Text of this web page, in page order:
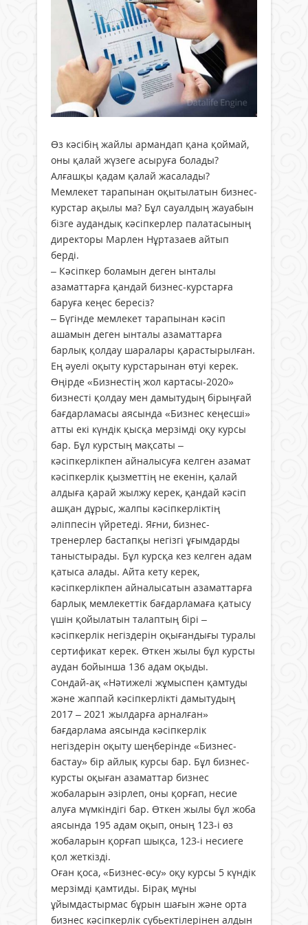
Өз кәсібің жайлы армандап қана қоймай,
оны қалай жүзеге асыруға болады?
Алғашқы қадам қалай жасалады?
Мемлекет тарапынан оқытылатын бизнес-
курстар ақылы ма? Бұл сауалдың жауабын
бізге аудандық кәсіпкерлер палатасының
директоры Марлен Нұртазаев айтып
берді.
– Кәсіпкер боламын деген ынталы
азаматтарға қандай бизнес-курстарға
баруға кеңес бересіз?
– Бүгінде мемлекет тарапынан кәсіп
ашамын деген ынталы азаматтарға
барлық қолдау шаралары қарастырылған.
Ең әуелі оқыту курстарынан өтуі керек.
Өңірде «Бизнестің жол картасы-2020»
бизнесті қолдау мен дамытудың бірыңғай
бағдарламасы аясында «Бизнес кеңесші»
атты екі күндік қысқа мерзімді оқу курсы
бар. Бұл курстың мақсаты –
кәсіпкерлікпен айналысуға келген азамат
кәсіпкерлік қызметтің не екенін, қалай
алдыға қарай жылжу керек, қандай кәсіп
ашқан дұрыс, жалпы кәсіпкерліктің
әліппесін үйретеді. Яғни, бизнес-
тренерлер бастапқы негізгі ұғымдарды
таныстырады. Бұл курсқа кез келген адам
қатыса алады. Айта кету керек,
кәсіпкерлікпен айналысатын азаматтарға
барлық мемлекеттік бағдарламаға қатысу
үшін қойылатын талаптың бірі –
кәсіпкерлік негіздерін оқығандығы туралы
сертификат керек. Өткен жылы бұл курсты
аудан бойынша 136 адам оқыды.
Сондай-ақ «Нәтижелі жұмыспен қамтуды
және жаппай кәсіпкерлікті дамытудың
2017 – 2021 жылдарға арналған»
бағдарлама аясында кәсіпкерлік
негіздерін оқыту шеңберінде «Бизнес-
бастау» бір айлық курсы бар. Бұл бизнес-
курсты оқыған азаматтар бизнес
жобаларын әзірлеп, оны қорғап, несие
алуға мүмкіндігі бар. Өткен жылы бұл жоба
аясында 195 адам оқып, оның 123-і өз
жобаларын қорғап шықса, 123-і несиеге
қол жеткізді.
Оған қоса, «Бизнес-өсу» оқу курсы 5 күндік
мерзімді қамтиды. Бірақ мұны
ұйымдастырмас бұрын шағын және орта
бизнес кәсіпкерлік субьектілерінен алдын